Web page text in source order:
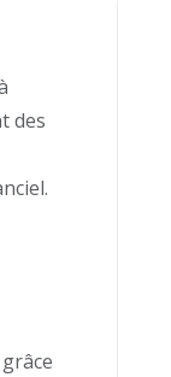
des